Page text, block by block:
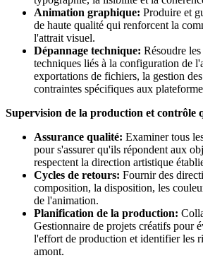
Animation graphique: Produire et
de haute qualité qui renforcent la
l'attrait visuel.
Dépannage technique: Résoudre
techniques liés à la configuration de
exportations de fichiers, la gestion
contraintes spécifiques aux
Supervision de la production et contrôle
Assurance qualité: Examiner tous
pour s'assurer qu'ils répondent aux
respectent la direction artistique
Cycles de retours: Fournir des
composition, la disposition, les
de l'animation.
Planification de la production:
Gestionnaire de projets créatifs pour
l'effort de production et identifier les
amont.